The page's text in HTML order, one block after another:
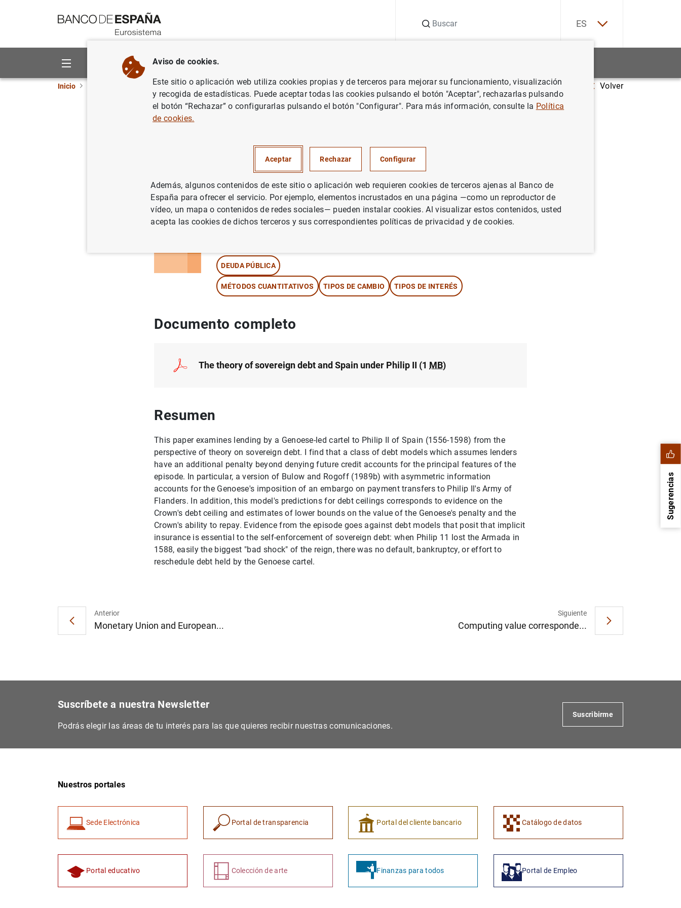
ES
Sobre el Banco Áreas de actuación
Inicio Análisis económico e investigación Documentos de Trabajo The theory of sovereign debt and Spain under Philip II Volver
The theory of sovereign debt and Spain under
18/09/1996
Serie: Documentos de Trabajo. 9623.
DEUDA PÚBLICA
MÉTODOS CUANTITATIVOS TIPOS DE CAMBIO TIPOS DE INTERÉS
Documento completo
The theory of sovereign debt and Spain under Philip II (1 MB)
Resumen
This paper examines lending by a Genoese-led cartel to Philip II of Spain (1556-1598) from the
perspective of theory on sovereign debt. I find that a class of debt models which assumes lenders
have an additional penalty beyond denying future credit accounts for the principal features of the
episode. In particular, a version of Bulow and Rogoff (1989b) with asymmetric information
accounts for the Genoese's imposition of an embargo on payment transfers to Philip Il's Army of
Flanders. In addition, this model's predictions for debt ceilings corresponds to evidence on the
Crown's debt ceiling and estimates of lower bounds on the value of the Genoese's penalty and the
Crown's ability to repay. Evidence from the episode goes against debt models that posit that implicit
insurance is essential to the self-enforcement of sovereign debt: when Philip 11 lost the Armada in
1588, easily the biggest "bad shock" of the reign, there was no default, bankruptcy, or effort to
reschedule debt held by the Genoese cartel.
Anterior
Monetary Union and European...
Siguiente
Computing value corresponde...
Sugerencias
Suscríbete a nuestra Newsletter
Podrás elegir las áreas de tu interés para las que quieres recibir nuestras comunicaciones.
Suscribirme
Nuestros portales
Sede Electrónica Portal de transparencia Portal del cliente bancario Catálogo de datos
Portal educativo Colección de arte Finanzas para todos Portal de Empleo
Aviso de cookies.
Este sitio o aplicación web utiliza cookies propias y de terceros para mejorar su funcionamiento, visualización
y recogida de estadísticas. Puede aceptar todas las cookies pulsando el botón "Aceptar", rechazarlas pulsando
el botón “Rechazar” o configurarlas pulsando el botón "Configurar". Para más información, consulte la Política
de cookies.
Aceptar Rechazar Configurar
Además, algunos contenidos de este sitio o aplicación web requieren cookies de terceros ajenas al Banco de
España para ofrecer el servicio. Por ejemplo, elementos incrustados en una página —como un reproductor de
vídeo, un mapa o contenidos de redes sociales— pueden instalar cookies. Al visualizar estos contenidos, usted
acepta las cookies de dichos terceros y sus correspondientes políticas de privacidad y de cookies.